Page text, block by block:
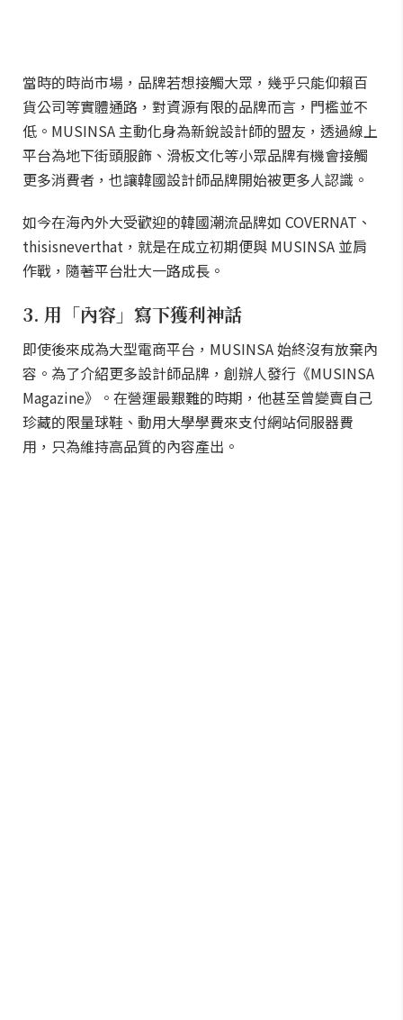
當時的時尚市場，品牌若想接觸大眾，幾乎只能仰賴百
貨公司等實體通路，對資源有限的品牌而言，門檻並不
低。MUSINSA 主動化身為新銳設計師的盟友，透過線上
平台為地下街頭服飾、滑板文化等小眾品牌有機會接觸
更多消費者，也讓韓國設計師品牌開始被更多人認識。
如今在海內外大受歡迎的韓國潮流品牌如 COVERNAT、
thisisneverthat，就是在成立初期便與 MUSINSA 並肩
作戰，隨著平台壯大一路成長。
3. 用「內容」寫下獲利神話
即使後來成為大型電商平台，MUSINSA 始終沒有放棄內
容。為了介紹更多設計師品牌，創辦人發行《MUSINSA
Magazine》。在營運最艱難的時期，他甚至曾變賣自己
珍藏的限量球鞋、動用大學學費來支付網站伺服器費
用，只為維持高品質的內容產出。